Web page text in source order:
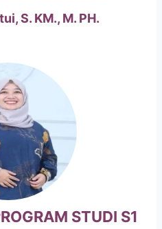
S. KM., M. PH.
STUDI S1